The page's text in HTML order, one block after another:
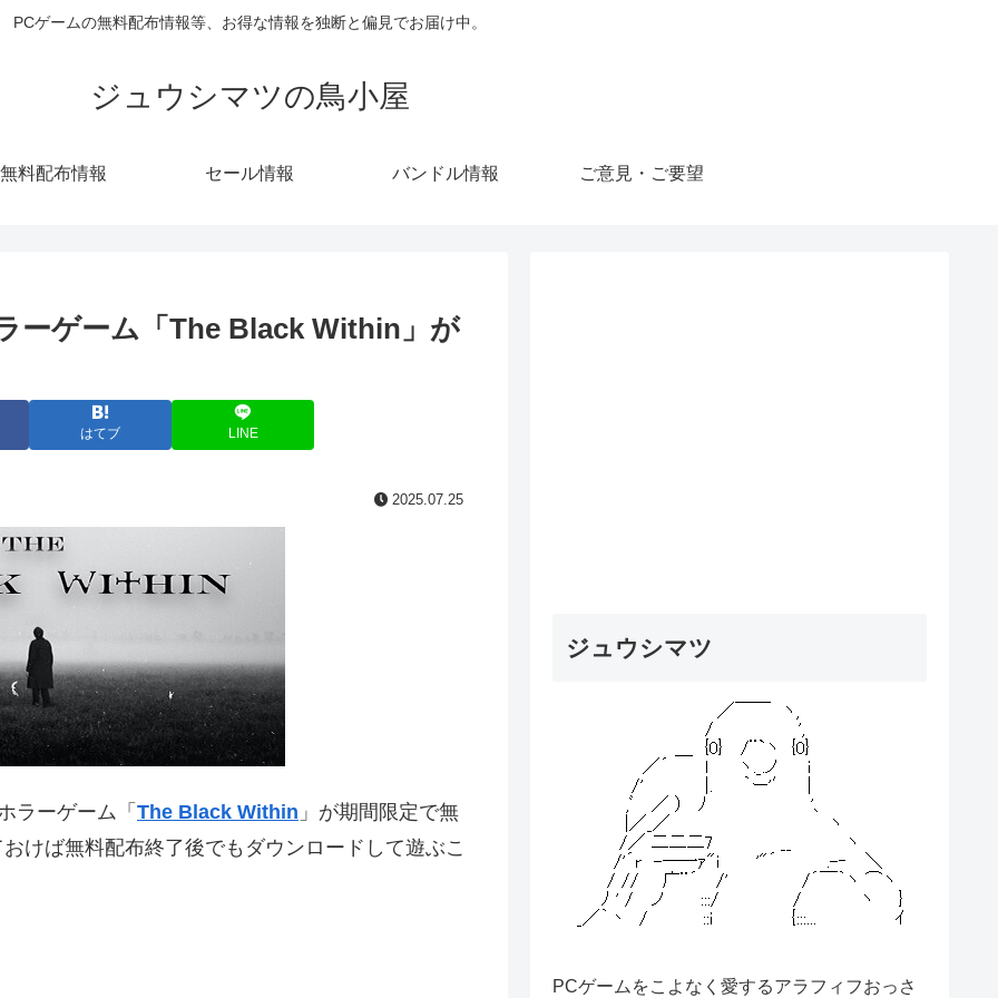
PCゲームの無料配布情報等、お得な情報を独断と偏見でお届け中。
ジュウシマツの鳥小屋
無料配布情報 セール情報 バンドル情報 ご意見・ご要望
ーゲーム「The Black Within」が
はてブ LINE
2025.07.25
ラーゲーム「 The Black Within 」が期間限定で無
けば無料配布終了後でもダウンロードして遊ぶこ
ジュウシマツ
PCゲームをこよなく愛するアラフィフおっさ